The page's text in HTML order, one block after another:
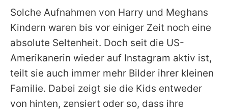
Solche Aufnahmen von Harry und Meghans
Kindern waren bis vor einiger Zeit noch eine
absolute Seltenheit. Doch seit die US-
Amerikanerin wieder auf Instagram aktiv ist,
teilt sie auch immer mehr Bilder ihrer kleinen
Familie. Dabei zeigt sie die Kids entweder
von hinten, zensiert oder so, dass ihre